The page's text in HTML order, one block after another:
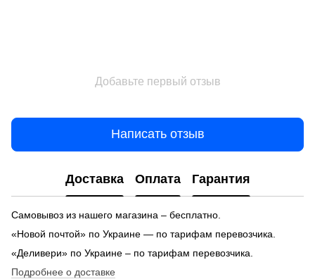
Добавьте первый отзыв
Написать отзыв
Доставка Оплата Гарантия
Самовывоз из нашего магазина – бесплатно.
«Новой почтой» по Украине — по тарифам перевозчика.
«Деливери» по Украине – по тарифам перевозчика.
Подробнее о доставке